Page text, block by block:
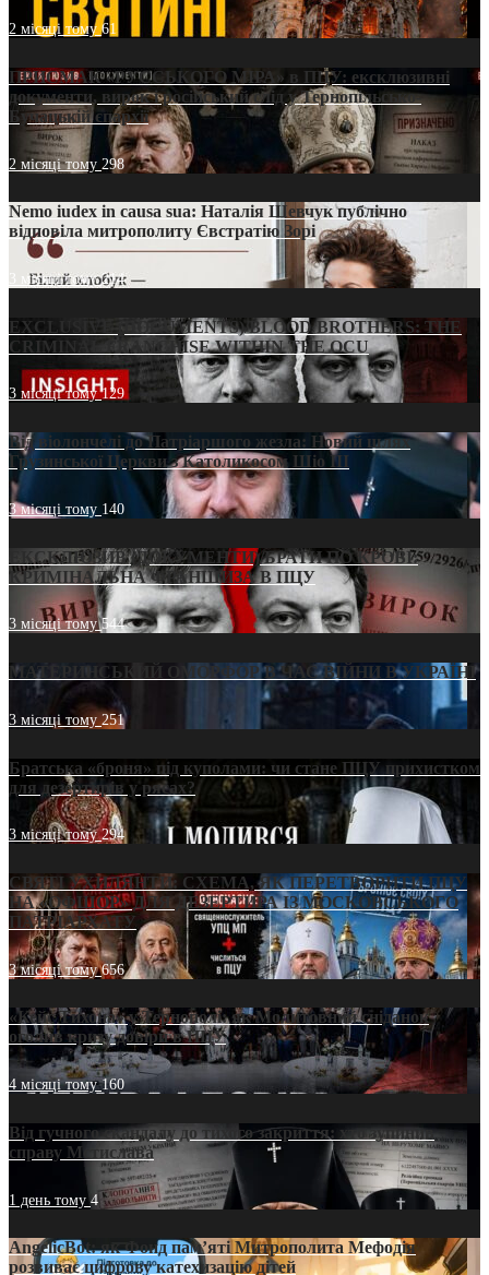
2 місяці тому61
ПРИСМАК «РУССЬКОГО МІРА» в ПЦУ: ексклюзивні
документи, вирок і російський слід у Тернопільсько-
Бучацькій єпархії
2 місяці тому 298
Nemo iudex in causa sua: Наталія Шевчук публічно
відповіла митрополиту Євстратію Зорі
3 місяці тому214
EXCLUSIVE (DOCUMENTS)/BLOOD BROTHERS: THE
CRIMINAL FRANCHISE WITHIN THE OCU
3 місяці тому129
Від віолончелі до Патріаршого жезла: Новий шлях
Грузинської Церкви з Католикосом Шіо III
3 місяці тому 140
ЕКСКЛЮЗИВ (ДОКУМЕНТИ)/БРАТИ ПО КРОВІ:
КРИМІНАЛЬНА ФРАНШИЗА В ПЦУ
3 місяці тому544
МАТЕРИНСЬКИЙ ОМОРФОР В ЧАС ВІЙНИ В УКРАЇНІ
3 місяці тому251
Братська «броня» під куполами: чи стане ПЦУ прихистком
для дезертирів у рясах?
3 місяці тому294
СВЯТІ УХИЛЯНТИ: СХЕМА, ЯК ПЕРЕТВОРИТИ ПЦУ
НА «ОФШОР» ДЛЯ ДЕЗЕРТИРА ІЗ МОСКОВСЬКОГО
ПАТРІАРХАТУ
3 місяці тому656
«Кейс Тихона» у Тернополі: як Молитовний сніданок
оголив кризу довіри в ПЦУ
4 місяці тому160
Від гучного скандалу до тихого закриття: хто зупинив
справу Мстислава
1 день тому4
AngelicBot: як Фонд пам’яті Митрополита Мефодія
розвиває цифрову катехизацію дітей